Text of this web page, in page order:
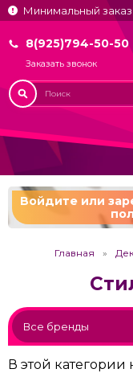
Минимальный заказ
8(925)794-50-50
Заказать звонок
Войдите или
Главная
В этой категории